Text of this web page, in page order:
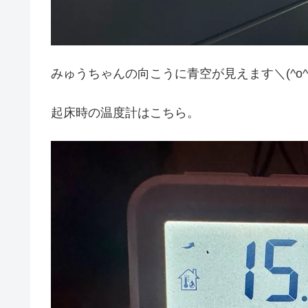
みゅうちゃんの向こうに青空が見えます＼
起床時の温度計はこちら。